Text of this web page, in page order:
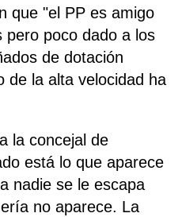
que "el PP es amigo
pero poco dado a los
de dotación
de la alta velocidad ha
la concejal de
está lo que aparece
nadie se le escapa
no aparece. La